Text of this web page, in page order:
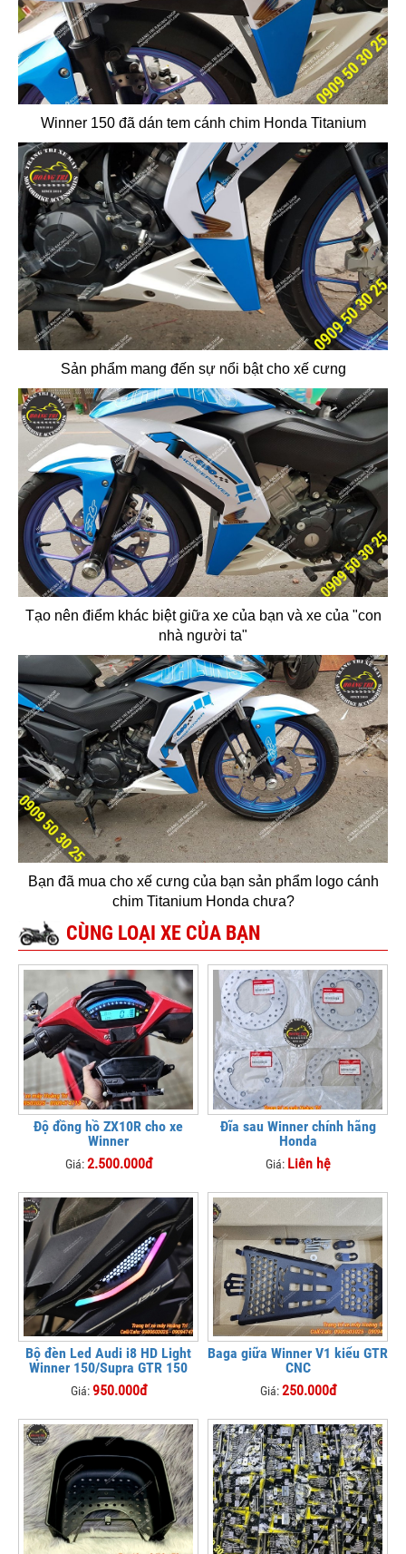
Winner 150 đã dán tem cánh chim Honda Titanium
Sản phẩm mang đến sự nổi bật cho xế cưng
Tạo nên điểm khác biệt giữa xe của bạn và xe của "con
nhà người ta"
Bạn đã mua cho xế cưng của bạn sản phẩm logo cánh
chim Titanium Honda chưa?
CÙNG LOẠI XE CỦA BẠN
Độ đồng hồ ZX10R cho xe
Winner
Giá:2.500.000đ
Đĩa sau Winner chính hãng
Honda
Giá: Liên hệ
Bộ đèn Led Audi i8 HD Light
Winner 150/Supra GTR 150
Giá:950.000đ
Baga giữa Winner V1 kiểu GTR
CNC
Giá:250.000đ